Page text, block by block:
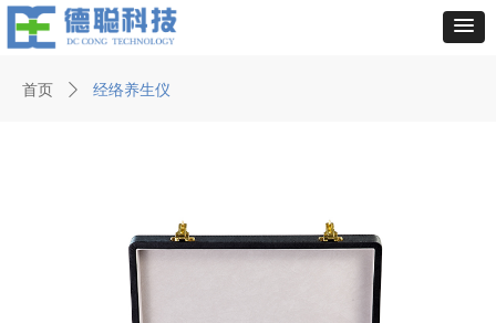
首页 ꄲ 经络养生仪